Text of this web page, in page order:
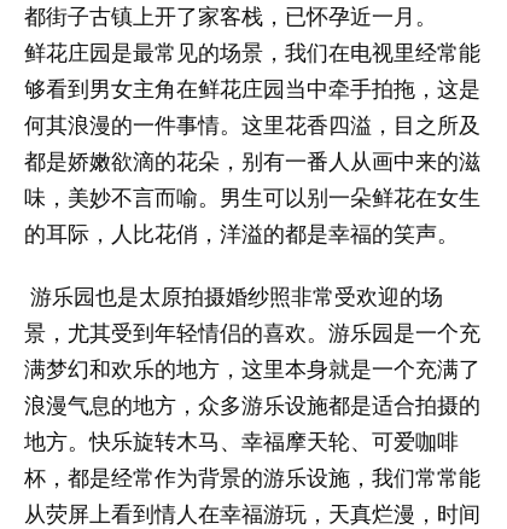
都街子古镇上开了家客栈，已怀孕近一月。
鲜花庄园是最常见的场景，我们在电视里经常能
够看到男女主角在鲜花庄园当中牵手拍拖，这是
何其浪漫的一件事情。这里花香四溢，目之所及
都是娇嫩欲滴的花朵，别有一番人从画中来的滋
味，美妙不言而喻。男生可以别一朵鲜花在女生
的耳际，人比花俏，洋溢的都是幸福的笑声。
游乐园也是太原拍摄婚纱照非常受欢迎的场
景，尤其受到年轻情侣的喜欢。游乐园是一个充
满梦幻和欢乐的地方，这里本身就是一个充满了
浪漫气息的地方，众多游乐设施都是适合拍摄的
地方。快乐旋转木马、幸福摩天轮、可爱咖啡
杯，都是经常作为背景的游乐设施，我们常常能
从荧屏上看到情人在幸福游玩，天真烂漫，时间